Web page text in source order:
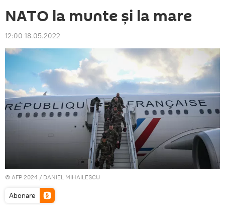
NATO la munte și la mare
12:00 18.05.2022
© AFP 2024 / DANIEL MIHAILESCU
Abonare